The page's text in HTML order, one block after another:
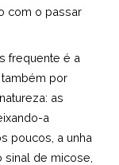
com o passar
frequente é a
por
as
a
poucos, a unha
de micose,